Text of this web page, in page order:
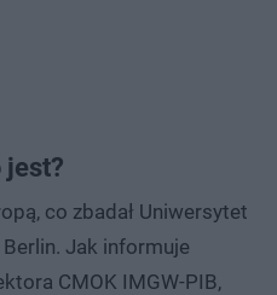
jest?
co zbadał Uniwersytet
Jak informuje
CMOK IMGW-PIB,